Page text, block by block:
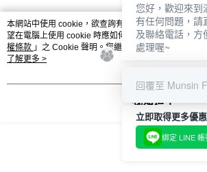
熱門標籤
本網站中使用 cookie，欲查詢有關本網站使用 cookie
望在電腦上使用 cookie 時應如何變更電腦的 cookie
權條款 」之 Cookie 聲明。您繼續使用本網站即表示
用條款之 Cookie 聲明使用 cookie。
了解更多 >
我知道了
立即取得更多優惠
綁定 LINE 帳
您好，歡迎來到
有任何問題，請
及聯絡電話，方
處理喔~
回覆至 Munsin